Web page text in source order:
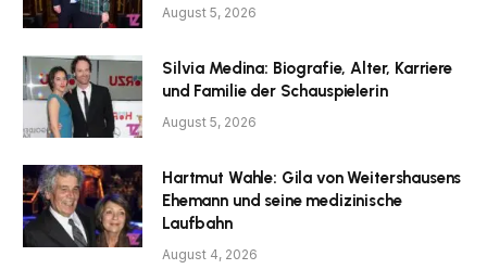
August 5, 2026
Silvia Medina: Biografie, Alter, Karriere
und Familie der Schauspielerin
August 5, 2026
Hartmut Wahle: Gila von Weitershausens
Ehemann und seine medizinische
Laufbahn
August 4, 2026